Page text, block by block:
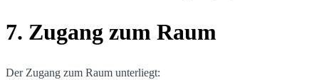
7. Zugang zum Raum
Der Zugang zum Raum unterliegt: